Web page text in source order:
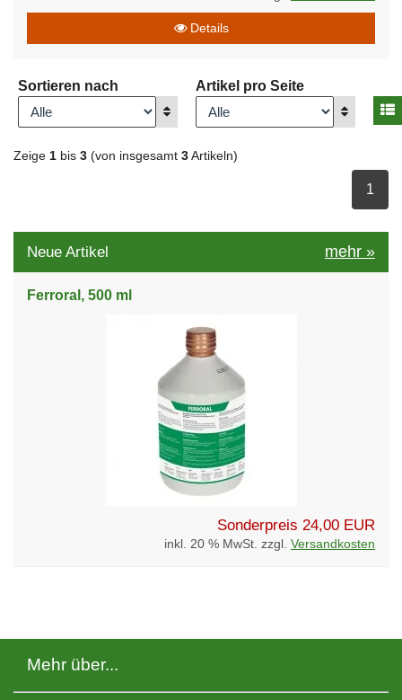
Details
Sortieren nach
Anzeigen
Artikel pro Seite
Anzeigen
Zeige 1 bis 3 (von insgesamt 3 Artikeln)
1
Neue Artikel mehr »
Ferroral, 500 ml
Sonderpreis 24,00 EUR
inkl. 20 % MwSt. zzgl. Versandkosten
Mehr über...